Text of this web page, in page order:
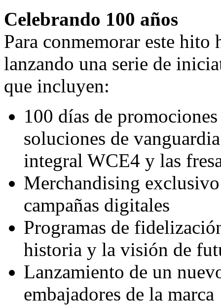
Celebrando 100 años
Para conmemorar este
lanzando una serie de
que incluyen:
100 días de
soluciones de
integral WCE4 y las
Merchandising
campañas digitales
Programas de
historia y la visión de
Lanzamiento de un
embajadores de la marca